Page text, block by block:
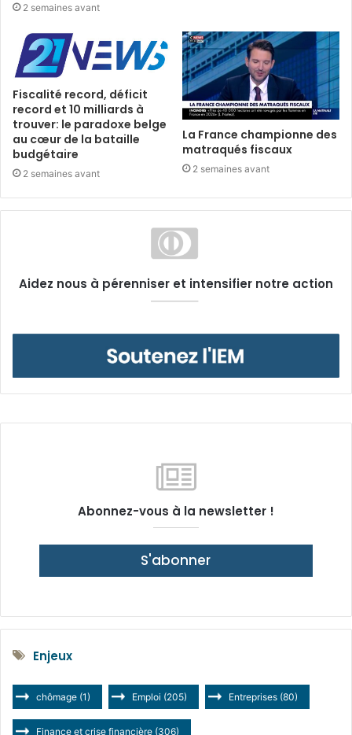
2 semaines avant
Fiscalité record, déficit
record et 10 milliards à
trouver: le paradoxe belge
au cœur de la bataille
budgétaire
2 semaines avant
La France championne des
matraqués fiscaux
2 semaines avant
Aidez nous à pérenniser et intensifier notre action
Abonnez-vous à la newsletter !
S'abonner
Enjeux
chômage (1) Emploi (205) Entreprises (80)
Finance et crise financière (306)